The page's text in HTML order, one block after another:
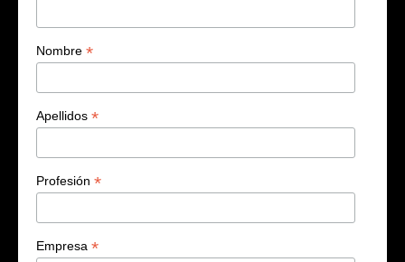
Nombre *
Apellidos *
Profesión *
Empresa *